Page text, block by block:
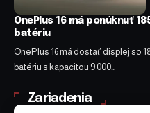
OnePlus 16 má ponúknuť
batériu
OnePlus 16 má dostať displej so
batériu s kapacitou 9 000…
Zariadenia